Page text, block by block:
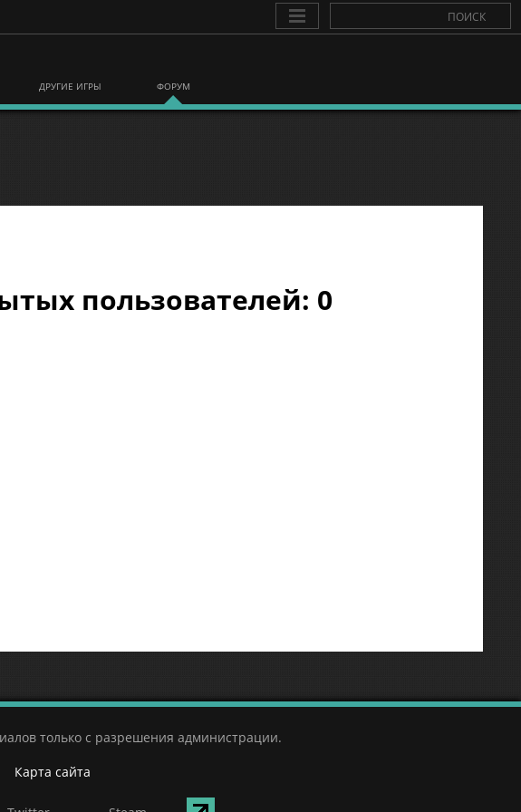
ДРУГИЕ ИГРЫ ФОРУМ
пользователей: 0
только с разрешения администрации.
Карта сайта